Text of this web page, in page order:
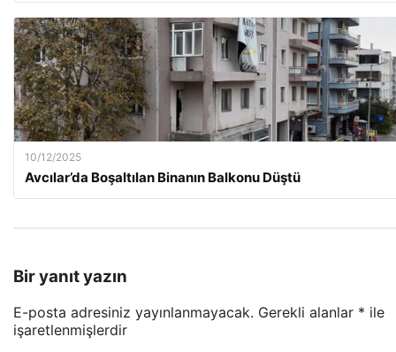
10/12/2025
Avcılar’da Boşaltılan Binanın Balkonu Düştü
Bir yanıt yazın
E-posta adresiniz yayınlanmayacak. Gerekli alanlar * ile
işaretlenmişlerdir